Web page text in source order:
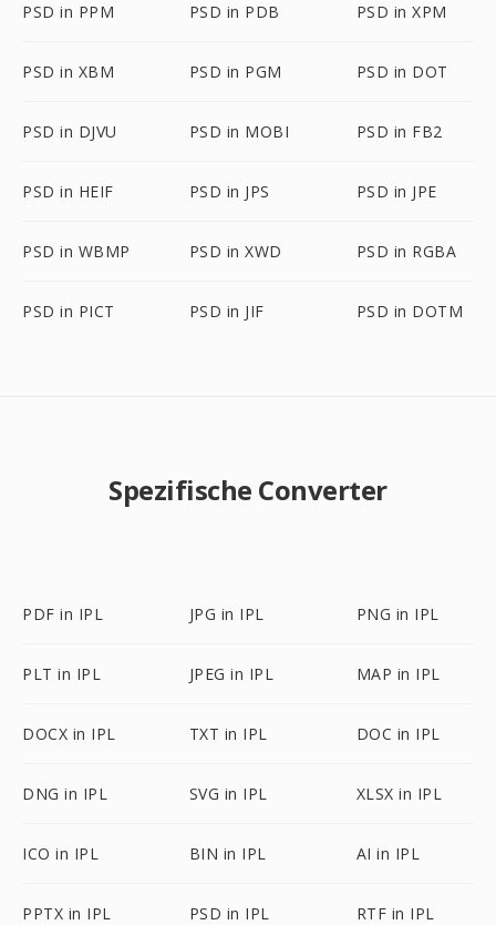
PSD in PPM PSD in PDB PSD in XPM
PSD in XBM PSD in PGM PSD in DOT
PSD in DJVU PSD in MOBI PSD in FB2
PSD in HEIF PSD in JPS PSD in JPE
PSD in WBMP PSD in XWD PSD in RGBA
PSD in PICT PSD in JIF PSD in DOTM
Spezifische Converter
PDF in IPL JPG in IPL PNG in IPL
PLT in IPL JPEG in IPL MAP in IPL
DOCX in IPL TXT in IPL DOC in IPL
DNG in IPL SVG in IPL XLSX in IPL
ICO in IPL BIN in IPL AI in IPL
PPTX in IPL PSD in IPL RTF in IPL